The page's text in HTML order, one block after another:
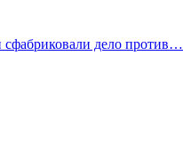
дело против…